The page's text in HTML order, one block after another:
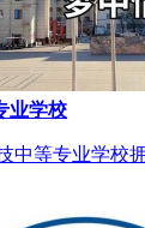
业学校
中等专业学校